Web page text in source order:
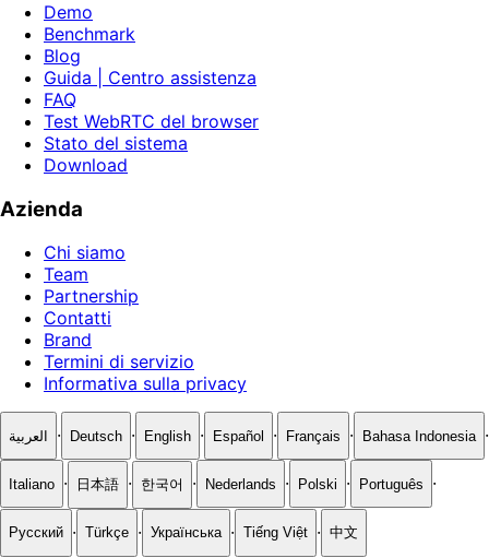
Demo
Benchmark
Blog
Guida | Centro assistenza
FAQ
Test WebRTC del browser
Stato del sistema
Download
Azienda
Chi siamo
Team
Partnership
Contatti
Brand
Termini di servizio
Informativa sulla privacy
العربية · Deutsch · English · Español · Français · Bahasa Indonesia ·
Italiano · 日本語 · 한국어 · Nederlands · Polski · Português ·
Русский · Türkçe · Українська · Tiếng Việt · 中文